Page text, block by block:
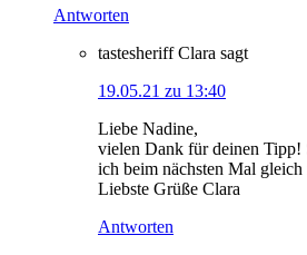
Antworten
tastesheriff Clara sagt
19.05.21 zu 13:40
Liebe Nadine,
vielen Dank für deinen Tipp!
ich beim nächsten Mal gleich
Liebste Grüße Clara
Antworten